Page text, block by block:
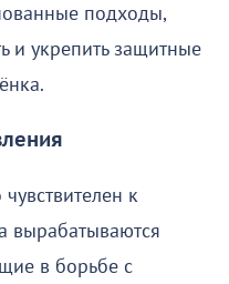
подходы,
и укрепить защитные
к
вырабатываются
в борьбе с